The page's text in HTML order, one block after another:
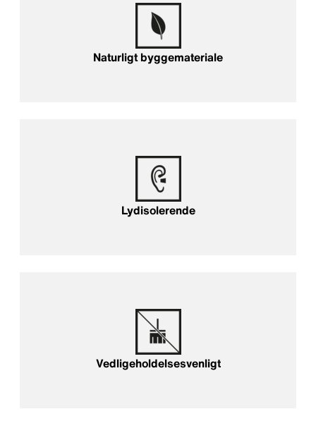
Naturligt byggemateriale
Lydisolerende
Vedligeholdelsesvenligt